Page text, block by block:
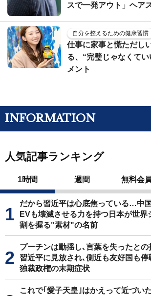
スで一発アウト」ヘア
自分を整えるための健康習慣
仕事に家事と慌ただし
る、“完璧じゃなくて
メント
INFORMATION
人気記事ランキング
1時間 週間 無料会
だから習近平は心底焦っている…中
EVも壊滅させる力を持つ日本が世界
割を握る"素材"の名前
プーチンは動揺し､言葉を失ったと
習近平に見放され､側近も友好国も停
独裁政権の末期症状
これで｢愛子天皇｣はかえって近づい